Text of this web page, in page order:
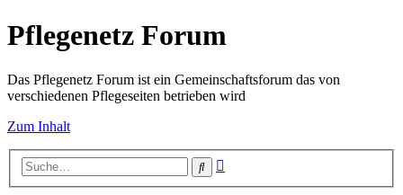
Pflegenetz Forum
Das Pflegenetz Forum ist ein Gemeinschaftsforum das von
verschiedenen Pflegeseiten betrieben wird
Zum Inhalt
Suche